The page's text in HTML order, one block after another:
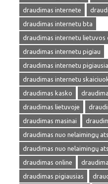
draudimas internete
draudimas internetu bta
draudimas internetu lietuvos
draudimas internetu pigiau
draudimas internetu
draudimas internetu
draudimas kasko
draudimas lietuvoje
draudimas masinai
draudimas nuo nelaimingų
draudimas nuo nelaimingų
draudimas online
draudimas pigiausias